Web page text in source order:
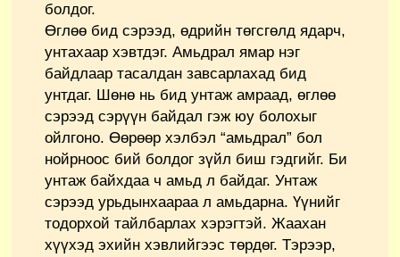
болдог.
Өглөө бид сэрээд, өдрийн төгсгөлд ядарч,
унтахаар хэвтдэг. Амьдрал ямар нэг
байдлаар тасалдан завсарлахад бид
унтдаг. Шөнө нь бид унтаж амраад, өглөө
сэрээд сэрүүн байдал гэж юу болохыг
ойлгоно. Өөрөөр хэлбэл “амьдрал” бол
нойрноос бий болдог зүйл биш гэдгийг. Би
унтаж байхдаа ч амьд л байдаг. Унтаж
сэрээд урьдынхаараа л амьдарна. Үүнийг
тодорхой тайлбарлах хэрэгтэй. Жаахан
хүүхэд эхийн хэвлийгээс төрдөг. Тэрээр,